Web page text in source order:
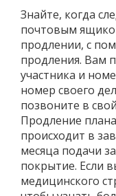
Знайте, когда
почтовым
продлении, с
продления. Вам
участника и
номер своего
позвоните в
Продление
происходит в
месяца подачи
покрытие. Если
медицинского